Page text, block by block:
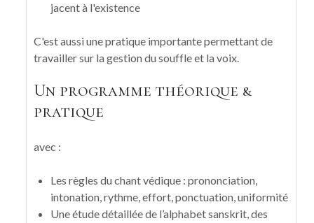
jacent à l'existence
C'est aussi une pratique importante permettant de
travailler sur la gestion du souffle et la voix.
Un programme théorique &
pratique
avec :
Les règles du chant védique : prononciation,
intonation, rythme, effort, ponctuation, uniformité
Une étude détaillée de l’alphabet sanskrit, des